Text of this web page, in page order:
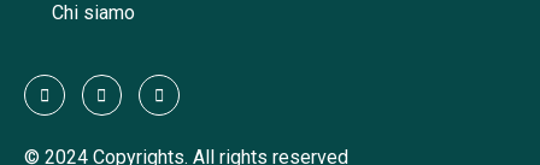
Chi siamo
© 2024 Copyrights. All rights reserved